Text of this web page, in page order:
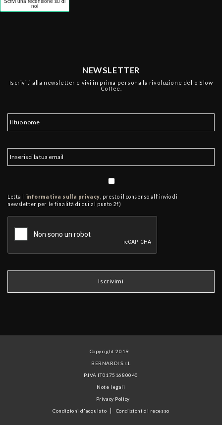
NEWSLETTER
Iscriviti alla newsletter e vivi in prima persona la rivoluzione dello Slow
Coffee.
Letta l'informativa sulla privacy , presto il consenso all'invio di
newsletter per le finalità di cui al punto 2f)
Copyright 2019
BERNARDI S.r.l.
P.IVA IT01751680040
Note legali
Privacy Policy
Condizioni d'acquisto
Condizioni di recesso